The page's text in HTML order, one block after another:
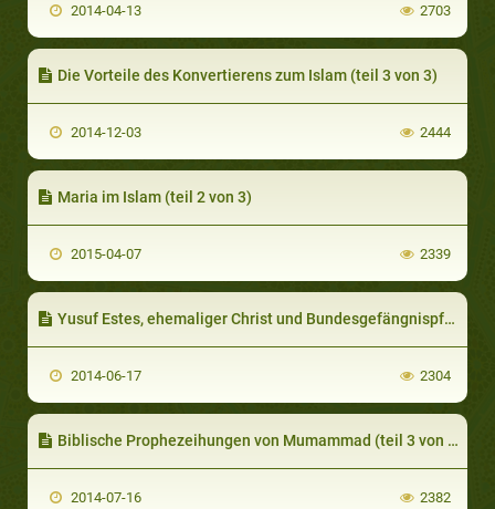
2014-04-13 2703
Die Vorteile des Konvertierens zum Islam (teil 3 von 3)
2014-12-03 2444
Maria im Islam (teil 2 von 3)
2015-04-07 2339
Yusuf Estes, ehemaliger Christ und Bundesgefängnispfarrer (teil 1 von 5)
2014-06-17 2304
Biblische Prophezeihungen von Mumammad (teil 3 von 4): Prophezeihungen von Muhammad im Neuen Testament
2014-07-16 2382